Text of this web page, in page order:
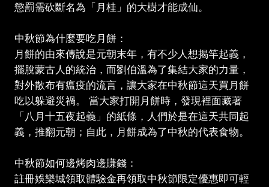
懲罰需砍斷名為「月桂」的大樹才能成仙。
中秋節為什麼要吃月餅：
月餅的由來傳說是元朝末年，有不少人想揭竿起義，
擺脫蒙古人的統治，而劉伯溫為了集結大家的力量，
對外散布有瘟疫的流言，讓大家在中秋節這天買月餅
吃以躲避災禍。 當大家打開月餅時，發現裡面藏著
「八月十五夜起義」的紙條，人們於是在這天共同起
義，推翻元朝；自此，月餅成為了中秋的代表食物。
中秋節如何邊烤肉邊賺錢：
註冊娛樂城領取體驗金再領取中秋節限定優惠即可輕